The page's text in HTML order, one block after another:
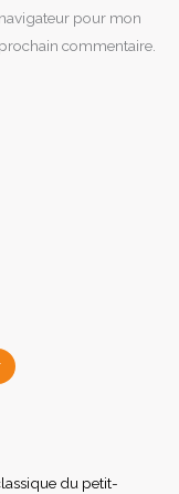
navigateur pour mon
prochain commentaire.
du petit-